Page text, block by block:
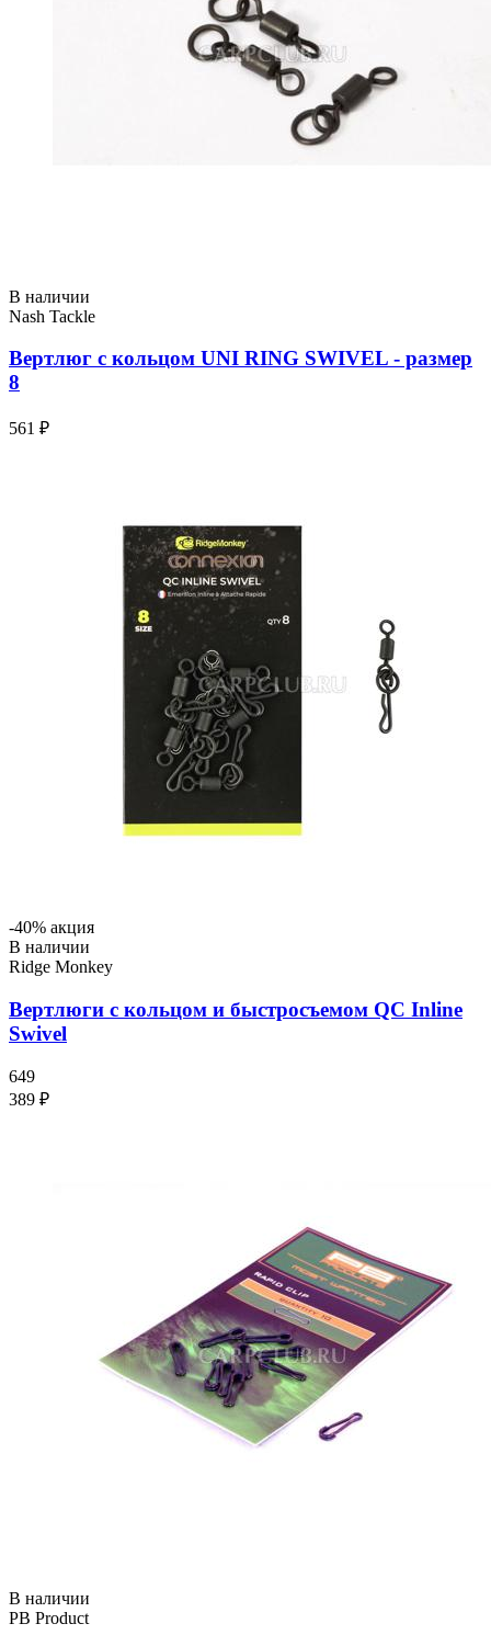
В наличии
Nash Tackle
Вертлюг с кольцом UNI RING SWIVEL - размер
8
561 ₽
-40% акция
В наличии
Ridge Monkey
Вертлюги с кольцом и быстросъемом QC Inline
Swivel
649
389 ₽
В наличии
PB Product